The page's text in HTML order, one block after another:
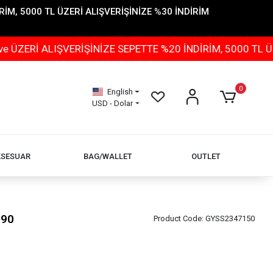
5000 TL ÜZERİ ALIŞVERİŞİNİZE %30 İNDİRİM
SEPETTE %20 İNDİRİM, 5000 TL ÜZERİ
English
USD - Dolar
0
BAG/WALLET OUTLET
Product Code: GYSS2347150